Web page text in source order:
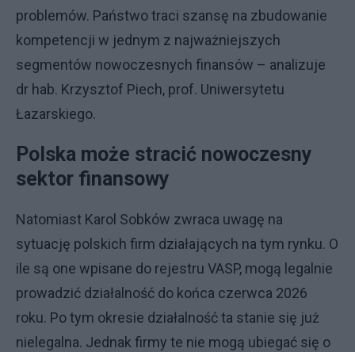
problemów. Państwo traci szansę na zbudowanie
kompetencji w jednym z najważniejszych
segmentów nowoczesnych finansów – analizuje
dr hab. Krzysztof Piech, prof. Uniwersytetu
Łazarskiego.
Polska może stracić nowoczesny
sektor finansowy
Natomiast Karol Sobków zwraca uwagę na
sytuację polskich firm działających na tym rynku. O
ile są one wpisane do rejestru VASP, mogą legalnie
prowadzić działalność do końca czerwca 2026
roku. Po tym okresie działalność ta stanie się już
nielegalna. Jednak firmy te nie mogą ubiegać się o